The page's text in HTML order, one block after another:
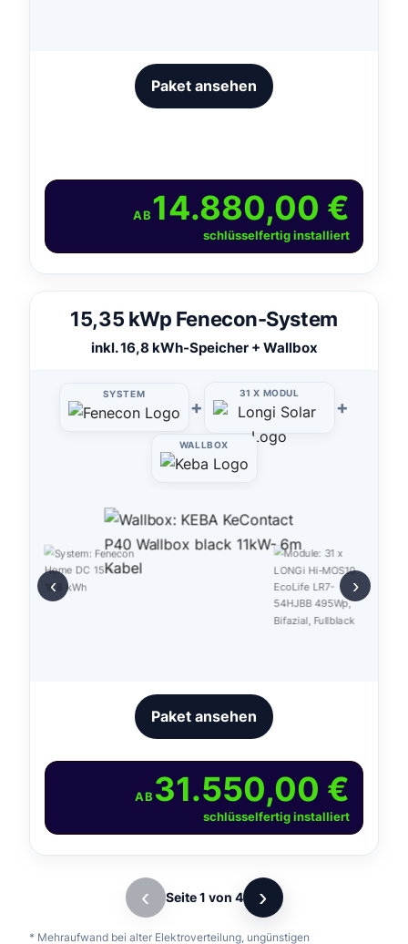
Paket ansehen
AB14.880,00 €
schlüsselfertig installiert
15,35 kWp Fenecon-System
inkl. 16,8 kWh-Speicher + Wallbox
SYSTEM
+
31 X MODUL
+
WALLBOX
‹ ›
Paket ansehen
AB 31.550,00 €
schlüsselfertig installiert
‹ Seite 1 von 4 ›
* Mehraufwand bei alter Elektroverteilung, ungünstigen